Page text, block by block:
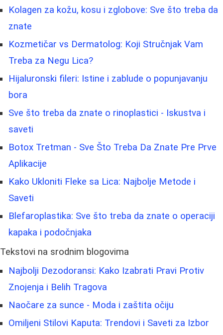
Kolagen za kožu, kosu i zglobove: Sve što treba da
znate
Kozmetičar vs Dermatolog: Koji Stručnjak Vam
Treba za Negu Lica?
Hijaluronski fileri: Istine i zablude o popunjavanju
bora
Sve što treba da znate o rinoplastici - Iskustva i
saveti
Botox Tretman - Sve Što Treba Da Znate Pre Prve
Aplikacije
Kako Ukloniti Fleke sa Lica: Najbolje Metode i
Saveti
Blefaroplastika: Sve što treba da znate o operaciji
kapaka i podočnjaka
Tekstovi na srodnim blogovima
Najbolji Dezodoransi: Kako Izabrati Pravi Protiv
Znojenja i Belih Tragova
Naočare za sunce - Moda i zaštita očiju
Omiljeni Stilovi Kaputa: Trendovi i Saveti za Izbor